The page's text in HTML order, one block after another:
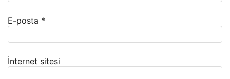
E-posta *
İnternet sitesi